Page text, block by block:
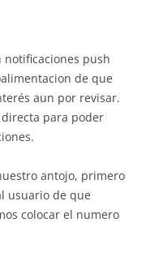
notificaciones push
de que
aun por revisar.
para poder
antojo, primero
usuario de que
colocar el numero